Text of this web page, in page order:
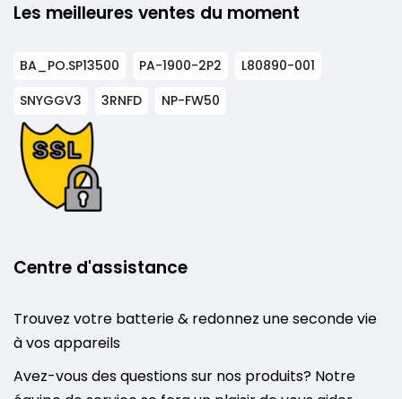
Les meilleures ventes du moment
BA_PO.SP13500 PA-1900-2P2
L80890-001
SNYGGV3
3RNFD NP-FW50
Centre d'assistance
Trouvez votre batterie & redonnez une seconde vie
à vos appareils
Avez-vous des questions sur nos produits? Notre